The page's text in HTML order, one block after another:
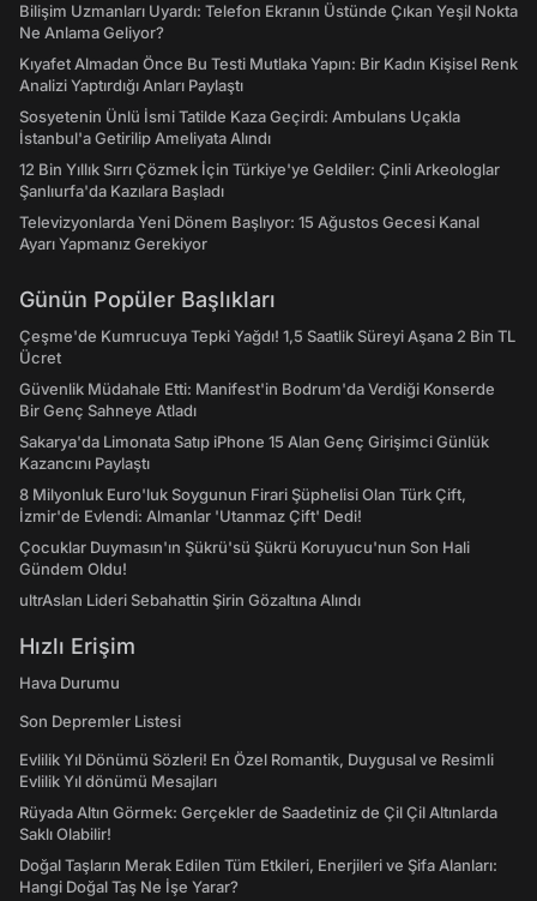
Bilişim Uzmanları Uyardı: Telefon Ekranın Üstünde Çıkan Yeşil Nokta
Ne Anlama Geliyor?
Kıyafet Almadan Önce Bu Testi Mutlaka Yapın: Bir Kadın Kişisel Renk
Analizi Yaptırdığı Anları Paylaştı
Sosyetenin Ünlü İsmi Tatilde Kaza Geçirdi: Ambulans Uçakla
İstanbul'a Getirilip Ameliyata Alındı
12 Bin Yıllık Sırrı Çözmek İçin Türkiye'ye Geldiler: Çinli Arkeologlar
Şanlıurfa'da Kazılara Başladı
Televizyonlarda Yeni Dönem Başlıyor: 15 Ağustos Gecesi Kanal
Ayarı Yapmanız Gerekiyor
Günün Popüler Başlıkları
Çeşme'de Kumrucuya Tepki Yağdı! 1,5 Saatlik Süreyi Aşana 2 Bin TL
Ücret
Güvenlik Müdahale Etti: Manifest'in Bodrum'da Verdiği Konserde
Bir Genç Sahneye Atladı
Sakarya'da Limonata Satıp iPhone 15 Alan Genç Girişimci Günlük
Kazancını Paylaştı
8 Milyonluk Euro'luk Soygunun Firari Şüphelisi Olan Türk Çift,
İzmir'de Evlendi: Almanlar 'Utanmaz Çift' Dedi!
Çocuklar Duymasın'ın Şükrü'sü Şükrü Koruyucu'nun Son Hali
Gündem Oldu!
ultrAslan Lideri Sebahattin Şirin Gözaltına Alındı
Hızlı Erişim
Hava Durumu
Son Depremler Listesi
Evlilik Yıl Dönümü Sözleri! En Özel Romantik, Duygusal ve Resimli
Evlilik Yıl dönümü Mesajları
Rüyada Altın Görmek: Gerçekler de Saadetiniz de Çil Çil Altınlarda
Saklı Olabilir!
Doğal Taşların Merak Edilen Tüm Etkileri, Enerjileri ve Şifa Alanları:
Hangi Doğal Taş Ne İşe Yarar?